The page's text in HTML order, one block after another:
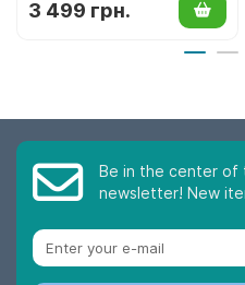
3 499 грн.
Be in the center of
newsletter! New